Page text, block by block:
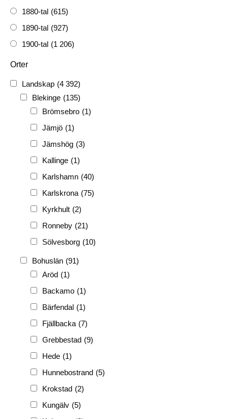
1880-tal (615)
1890-tal (927)
1900-tal (1 206)
FH
(338)
FRG
(3 189)
PF (3 882)
PIONJÄR (129)
Orter
Landskap (4 392)
Blekinge (135)
Brömsebro (1)
Jämjö (1)
Jämshög (3)
Kallinge (1)
Karlshamn (40)
Karlskrona (75)
Kyrkhult (2)
Ronneby (21)
Sölvesborg (10)
Bohuslän (91)
Aröd (1)
Backamo (1)
Bärfendal (1)
Fjällbacka (7)
Grebbestad (9)
Hede (1)
Hunnebostrand (5)
Krokstad (2)
Kungälv (5)